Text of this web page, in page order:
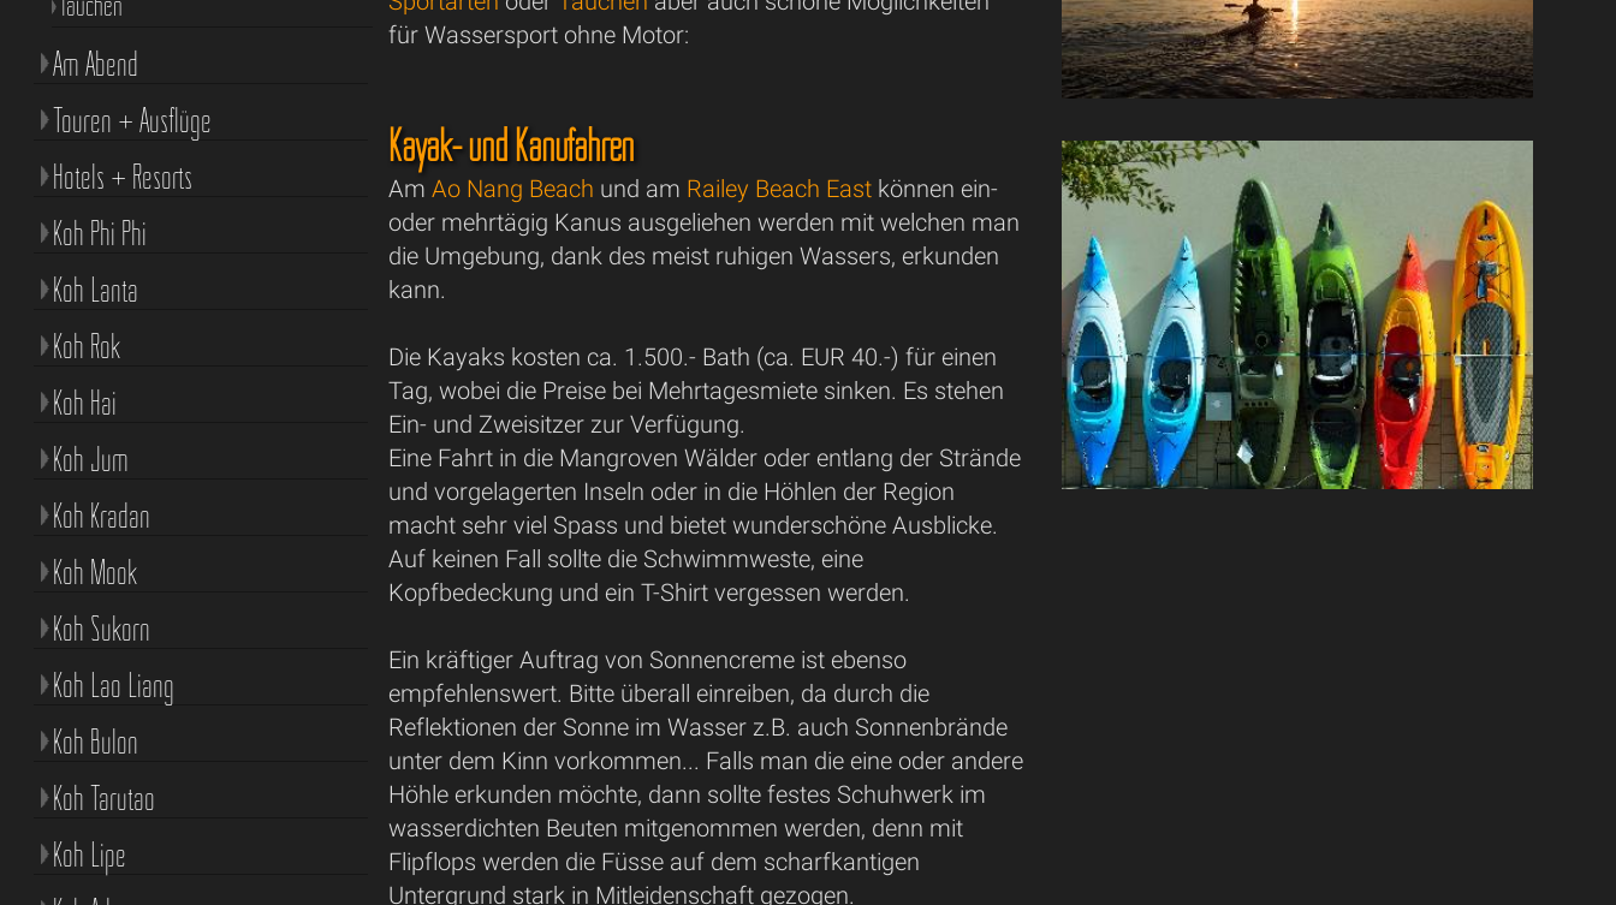
für Wassersport ohne Motor:
Kayak- und Kanufahren
AmAo Nang Beach und am Railey Beach East können ein-
oder mehrtägig Kanus ausgeliehen werden mit welchen man
die Umgebung, dank des meist ruhigen Wassers, erkunden
kann.
Die Kayaks kosten ca. 1.500.- Bath (ca. EUR 40.-) für einen
Tag, wobei die Preise bei Mehrtagesmiete sinken. Es stehen
Ein- und Zweisitzer zur Verfügung.
Eine Fahrt in die Mangroven Wälder oder entlang der Strände
und vorgelagerten Inseln oder in die Höhlen der Region
macht sehr viel Spass und bietet wunderschöne Ausblicke.
Auf keinen Fall sollte die Schwimmweste, eine
Kopfbedeckung und ein T-Shirt vergessen werden.
Ein kräftiger Auftrag von Sonnencreme ist ebenso
empfehlenswert. Bitte überall einreiben, da durch die
Reflektionen der Sonne im Wasser z.B. auch Sonnenbrände
unter dem Kinn vorkommen... Falls man die eine oder andere
Höhle erkunden möchte, dann sollte festes Schuhwerk im
wasserdichten Beuten mitgenommen werden, denn mit
Flipflops werden die Füsse auf dem scharfkantigen
Untergrund stark in Mitleidenschaft gezogen.
Am Abend
Touren + Ausflüge
Hotels + Resorts
Koh Phi Phi
Koh Lanta
Koh Rok
Koh Hai
Koh Jum
Koh Kradan
Koh Mook
Koh Sukorn
Koh Lao Liang
Koh Bulon
Koh Tarutao
Koh Lipe